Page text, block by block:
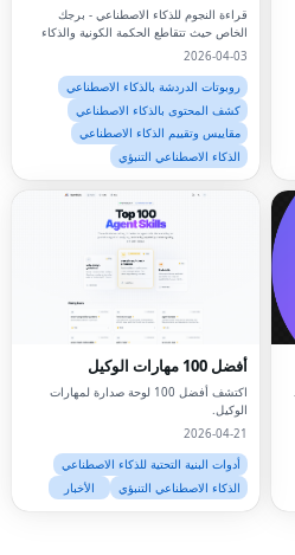
قراءة النجوم للذكاء الاصطناعي - برجك
الخاص حيث تتقاطع الحكمة الكونية والذكاء
الاصطناعي
2026-04-03
روبوتات الدردشة بالذكاء الاصطناعي
كشف المحتوى بالذكاء الاصطناعي
مقاييس وتقييم الذكاء الاصطناعي
الذكاء الاصطناعي التنبؤي
أفضل 100 مهارات الوكيل
اكتشف أفضل 100 لوحة صدارة لمهارات
الوكيل.
2026-04-21
أدوات البنية التحتية للذكاء الاصطناعي
الذكاء الاصطناعي التنبؤي
الأخبار